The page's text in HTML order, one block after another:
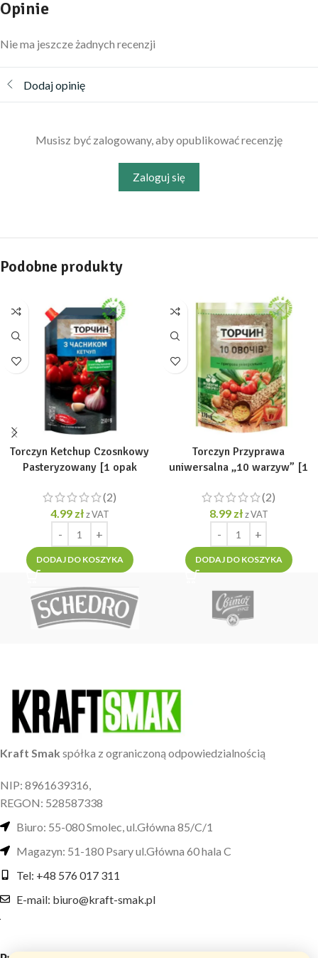
Opinie
Nie ma jeszcze żadnych recenzji
Dodaj opinię
Musisz być zalogowany, aby opublikować recenzję
Zaloguj się
Podobne produkty
Torczyn Ketchup Czosnkowy
Pasteryzowany [1 opak
(2)
4.99 zł z VAT
DODAJ DO KOSZYKA
Torczyn Przyprawa
uniwersalna „10 warzyw” [1
(2)
8.99 zł z VAT
DODAJ DO KOSZYKA
Kraft Smak spółka z ograniczoną odpowiedzialnością
NIP: 8961639316,
REGON: 528587338
Biuro: 55-080 Smolec, ul.Główna 85/C/1
Magazyn: 51-180 Psary ul.Główna 60 hala C
Tel: +48 576 017 311
E-mail: biuro@kraft-smak.pl